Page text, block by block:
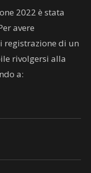
2022 è stata
avere
registrazione di un
rivolgersi alla
a: